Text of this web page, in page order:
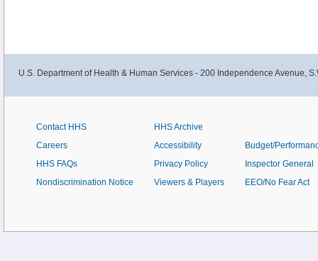
U.S. Department of Health & Human Services - 200 Independence Avenue,
Contact HHS
Careers
HHS FAQs
Nondiscrimination Notice
HHS Archive
Accessibility
Privacy Policy
Viewers & Players
Budget/
Inspector General
EEO/No Fear Act